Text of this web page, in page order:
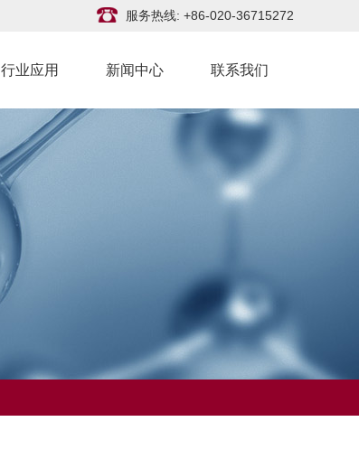
服务热线: +86-020-36715272
行业应用 新闻中心 联系我们